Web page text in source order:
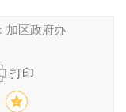
加区政府办
打印